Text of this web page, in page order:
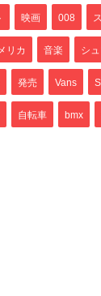
映画 008
リカ 音楽 シ
発売 Vans
自転車 bmx